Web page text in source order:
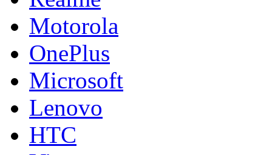
Motorola
OnePlus
Microsoft
Lenovo
HTC